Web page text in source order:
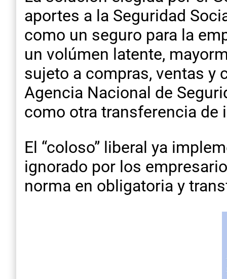
aportes a la Seguridad
como un seguro para la
un volúmen latente,
sujeto a compras, ventas y
Agencia Nacional de
como otra transferencia de
El “coloso” liberal ya
ignorado por los
norma en obligatoria y